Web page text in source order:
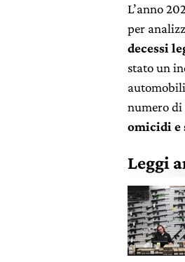
L’anno
per
decessi
stato un
numero di
omicidi e
Leggi